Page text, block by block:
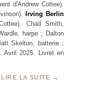
d'Andrew Cottee).
Irving Berlin
Chad Smith,
harpe ; Dalton
Skelton, batterie ;
Avril 2025. Livret en
LIRE LA SUITE →